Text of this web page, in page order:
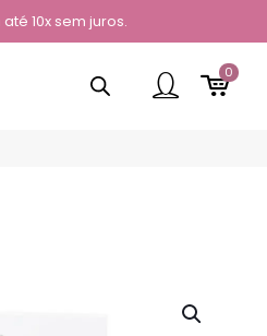
10x sem juros.
0